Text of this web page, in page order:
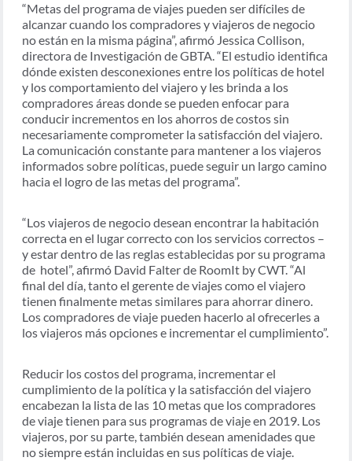
“Metas del programa de viajes pueden ser difíciles de
alcanzar cuando los compradores y viajeros de negocio
no están en la misma página”, afirmó Jessica Collison,
directora de Investigación de GBTA. “El estudio identifica
dónde existen desconexiones entre los políticas de hotel
y los comportamiento del viajero y les brinda a los
compradores áreas donde se pueden enfocar para
conducir incrementos en los ahorros de costos sin
necesariamente comprometer la satisfacción del viajero.
La comunicación constante para mantener a los viajeros
informados sobre políticas, puede seguir un largo camino
hacia el logro de las metas del programa”.
“Los viajeros de negocio desean encontrar la habitación
correcta en el lugar correcto con los servicios correctos –
y estar dentro de las reglas establecidas por su programa
de hotel”, afirmó David Falter de RoomIt by CWT. “Al
final del día, tanto el gerente de viajes como el viajero
tienen finalmente metas similares para ahorrar dinero.
Los compradores de viaje pueden hacerlo al ofrecerles a
los viajeros más opciones e incrementar el cumplimiento”.
Reducir los costos del programa, incrementar el
cumplimiento de la política y la satisfacción del viajero
encabezan la lista de las 10 metas que los compradores
de viaje tienen para sus programas de viaje en 2019. Los
viajeros, por su parte, también desean amenidades que
no siempre están incluidas en sus políticas de viaje.